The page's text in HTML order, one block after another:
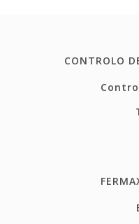
CONTROLO